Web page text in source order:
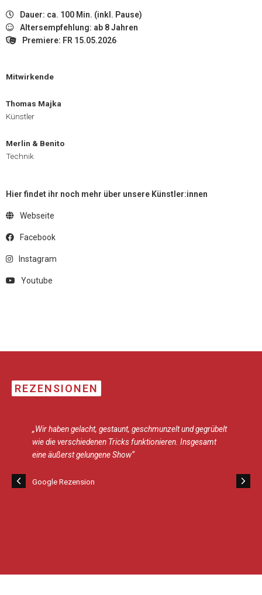
Dauer: ca. 100 Min. (inkl. Pause)
Altersempfehlung: ab 8 Jahren
Premiere: FR 15.05.2026
Mitwirkende
Thomas Majka
Künstler
Merlin & Benito
Technik
Hier findet ihr noch mehr über unsere Künstler:innen
Webseite
Facebook
Instagram
Youtube
REZENSIONEN
„Wir haben gelacht, gestaunt, geschmunzelt und gegrübelt
wie die verschiedenen Tricks funktionieren. Insgesamt
eine äußerst gelungene Show“
Google Rezension